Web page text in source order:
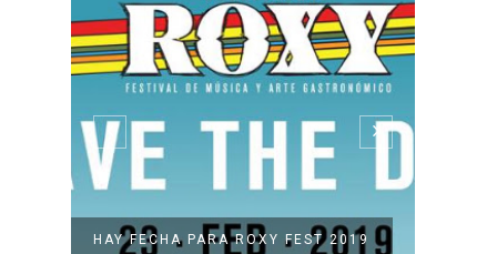
HAY FECHA PARA ROXY FEST 2019